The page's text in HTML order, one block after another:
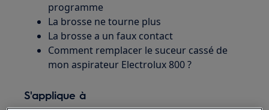
programme
La brosse ne tourne plus
La brosse a un faux contact
Comment remplacer le suceur cassé de
mon aspirateur Electrolux 800 ?
S'applique à